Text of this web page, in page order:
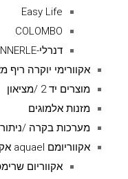
Easy Life
COLOMBO
דנרלי-DENNERLE
אקוורימי יוקרה ריף
מוצרים יד 2 /מציאון
מזנות אלמוגים
מערכות בקרה /
אקווריומם aquael אקוה אל
אקווריום